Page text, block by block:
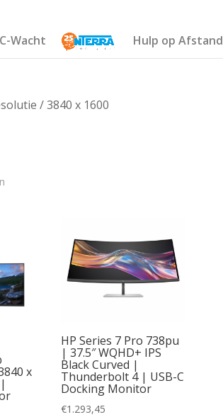
Wacht Hulp op Afstand
/ 3840 x 1600
x
HP Series 7 Pro 738pu
| 37.5″ WQHD+ IPS
Black Curved |
Thunderbolt 4 | USB-C
Docking Monitor
€1.293,45